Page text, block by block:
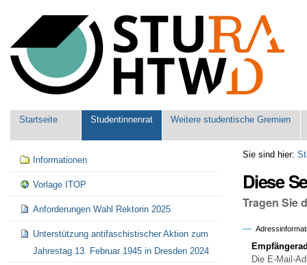
Werkzeuge
Sektionen
Startseite Studentinnenrat Weitere studentische Gremien
Sie sind hier:
Diese
Tragen Sie
Die E-Mail-
Navigation
Informationen
Vorlage ITOP
Anforderungen Wahl Rektorin 2025
Unterstützung antifaschistischer Aktion zum
Jahrestag 13. Februar 1945 in Dresden 2024